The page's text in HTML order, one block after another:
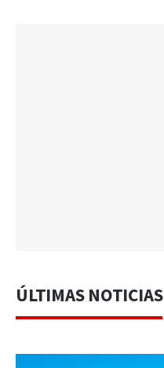
ÚLTIMAS NOTICIAS